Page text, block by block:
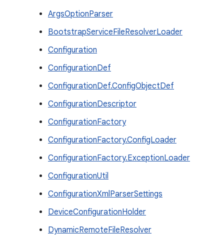
ArgsOptionParser
BootstrapServiceFileResolverLoader
Configuration
ConfigurationDef
ConfigurationDef.ConfigObjectDef
ConfigurationDescriptor
ConfigurationFactory
ConfigurationFactory.ConfigLoader
ConfigurationFactory.ExceptionLoader
ConfigurationUtil
ConfigurationXmlParserSettings
DeviceConfigurationHolder
DynamicRemoteFileResolver